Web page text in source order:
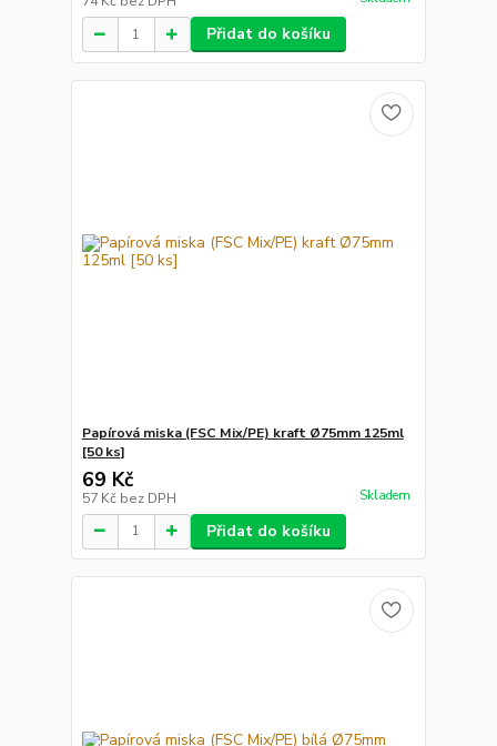
Přidat do košíku
Papírová miska (FSC Mix/PE) kraft Ø75mm 125ml
[50 ks]
69 Kč
57 Kč bez DPH Skladem
Přidat do košíku